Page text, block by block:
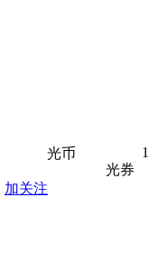
光币
1
光券
加关注